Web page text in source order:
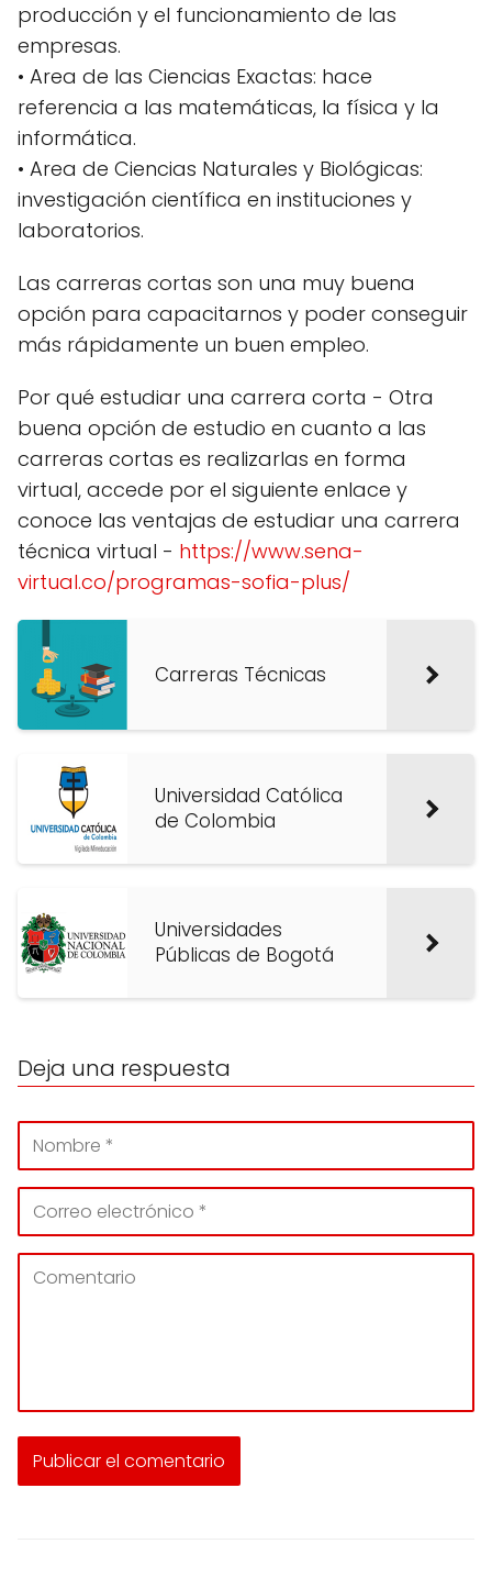
producción y el funcionamiento de las
empresas.
• Area de las Ciencias Exactas: hace
referencia a las matemáticas, la física y la
informática.
• Area de Ciencias Naturales y Biológicas:
investigación científica en instituciones y
laboratorios.
Las carreras cortas son una muy buena
opción para capacitarnos y poder conseguir
más rápidamente un buen empleo.
Por qué estudiar una carrera corta - Otra
buena opción de estudio en cuanto a las
carreras cortas es realizarlas en forma
virtual, accede por el siguiente enlace y
conoce las ventajas de estudiar una carrera
técnica virtual - https://www.sena-
virtual.co/programas-sofia-plus/
Carreras Técnicas
Universidad Católica
de Colombia
Universidades
Públicas de Bogotá
Deja una respuesta